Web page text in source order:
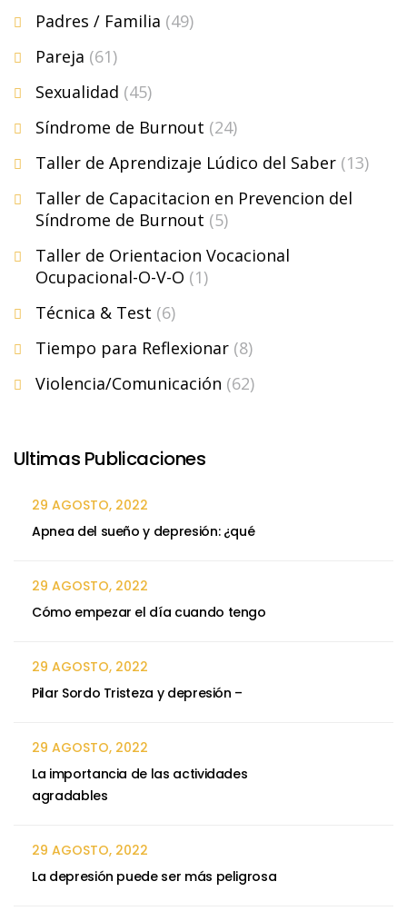
Padres / Familia (49)
Pareja (61)
Sexualidad (45)
Síndrome de Burnout (24)
Taller de Aprendizaje Lúdico del Saber (13)
Taller de Capacitacion en Prevencion del
Síndrome de Burnout (5)
Taller de Orientacion Vocacional
Ocupacional-O-V-O (1)
Técnica & Test (6)
Tiempo para Reflexionar (8)
Violencia/Comunicación (62)
Ultimas Publicaciones
29 AGOSTO, 2022
Apnea del sueño y depresión: ¿qué
29 AGOSTO, 2022
Cómo empezar el día cuando tengo
29 AGOSTO, 2022
Pilar Sordo Tristeza y depresión –
29 AGOSTO, 2022
La importancia de las actividades
agradables
29 AGOSTO, 2022
La depresión puede ser más peligrosa